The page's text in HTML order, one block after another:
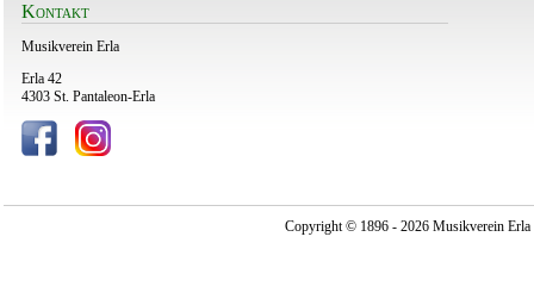
Kontakt
Musikverein Erla
Erla 42
4303 St. Pantaleon-Erla
Copyright © 1896 - 2026 Musikverein Erla